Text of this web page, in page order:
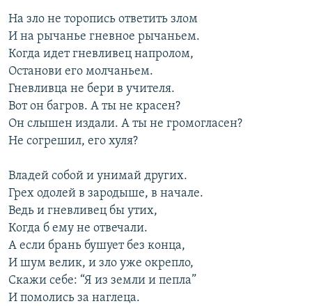
На зло не торопись ответить злом
И на рычанье гневное рычаньем.
Когда идет гневливец напролом,
Останови его молчаньем.
Гневливца не бери в учителя.
Вот он багров. А ты не красен?
Он слышен издали. А ты не громогласен?
Не согрешил, его хуля?
Владей собой и унимай других.
Грех одолей в зародыше, в начале.
Ведь и гневливец бы утих,
Когда б ему не отвечали.
А если брань бушует без конца,
И шум велик, и зло уже окрепло,
Скажи себе: “Я из земли и пепла”
И помолись за наглеца.